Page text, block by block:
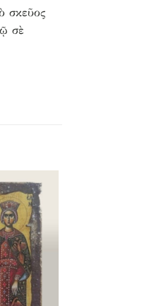
σκεῦος
σὲ
Προσθήκη
στα
αγαπημένα